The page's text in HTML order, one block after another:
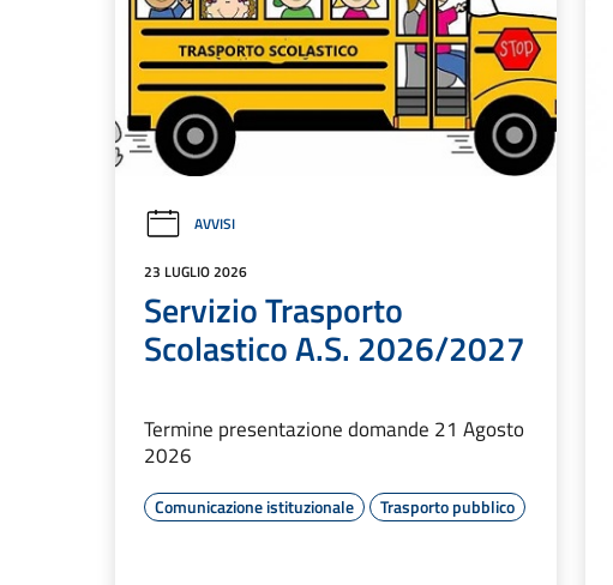
AVVISI
23 LUGLIO 2026
Servizio Trasporto
Scolastico A.S. 2026/2027
Termine presentazione domande 21 Agosto
2026
Comunicazione istituzionale Trasporto pubblico